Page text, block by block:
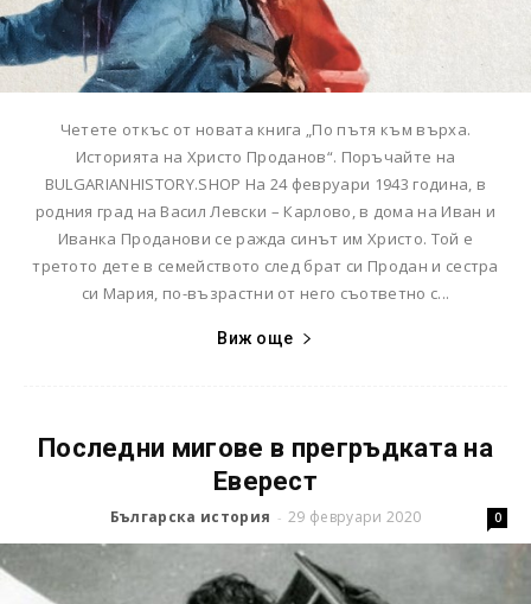
Четете откъс от новата книга „По пътя към върха.
Историята на Христо Проданов“. Поръчайте на
BULGARIANHISTORY.SHOP На 24 февруари 1943 година, в
родния град на Васил Левски – Карлово, в дома на Иван и
Иванка Проданови се ражда синът им Христо. Той е
третото дете в семейството след брат си Продан и сестра
си Мария, по-възрастни от него съответно с...
Виж още
Последни мигове в прегръдката на
Еверест
Българска история - 29 февруари 2020 0